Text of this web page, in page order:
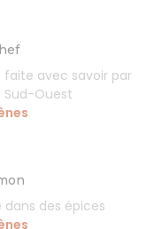
avec savoir par
Ouest
des épices